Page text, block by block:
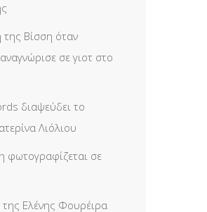
Βίσση όταν
σε γιοτ στο
διαψεύδει το
Λιόλιου
φωτογραφίζεται σε
της Ελένης Φουρέιρα